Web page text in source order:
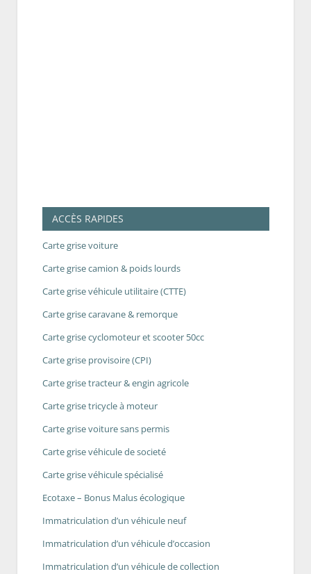
ACCÈS RAPIDES
Carte grise voiture
Carte grise camion & poids lourds
Carte grise véhicule utilitaire (CTTE)
Carte grise caravane & remorque
Carte grise cyclomoteur et scooter 50cc
Carte grise provisoire (CPI)
Carte grise tracteur & engin agricole
Carte grise tricycle à moteur
Carte grise voiture sans permis
Carte grise véhicule de societé
Carte grise véhicule spécialisé
Ecotaxe – Bonus Malus écologique
Immatriculation d’un véhicule neuf
Immatriculation d’un véhicule d’occasion
Immatriculation d’un véhicule de collection